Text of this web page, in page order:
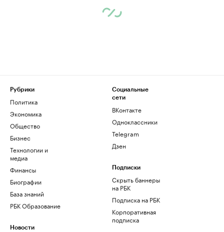
Рубрики
Политика
Экономика
Общество
Бизнес
Технологии и
медиа
Финансы
Биографии
База знаний
РБК Образование
Новости
Социальные
сети
ВКонтакте
Одноклассники
Telegram
Дзен
Подписки
Скрыть баннеры
на РБК
Подписка на РБК
Корпоративная
подписка